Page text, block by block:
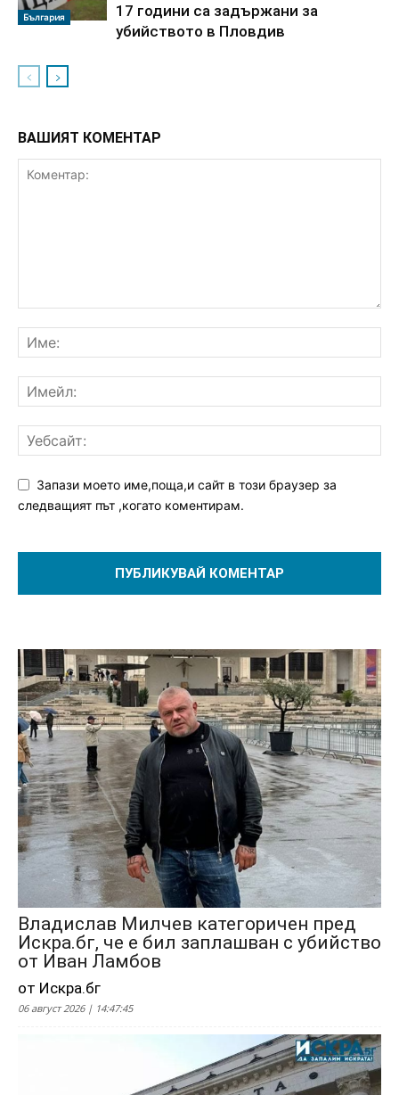
България
17 години са задържани за
убийството в Пловдив
ВАШИЯТ КОМЕНТАР
Запази моето име,поща,и сайт в този браузер за
следващият път ,когато коментирам.
Владислав Милчев категоричен пред
Искра.бг, че е бил заплашван с убийство
от Иван Ламбов
от Искра.бг
06 август 2026 | 14:47:45